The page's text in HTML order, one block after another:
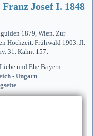
Josef I. 1848
1879, Wien. Zur
Hochzeit. Frühwald 1903. Jl.
31. Kahnt 157.
und Ehe Bayern
- Ungarn